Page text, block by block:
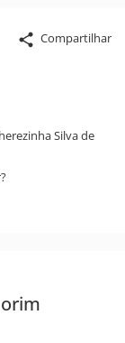
Compartilhar
Silva de